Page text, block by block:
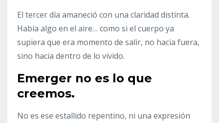
El tercer día amaneció con una claridad distinta.
Había algo en el aire… como si el cuerpo ya
supiera que era momento de salir, no hacia fuera,
sino hacia dentro de lo vivido.
Emerger no es lo que
creemos.
No es ese estallido repentino, ni una expresión